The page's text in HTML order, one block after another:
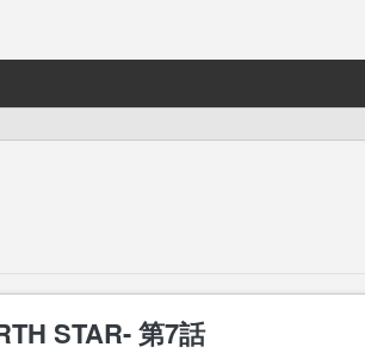
STAR- 第7話